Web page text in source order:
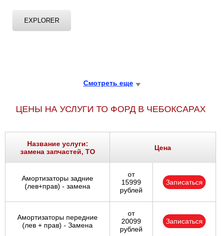
EXPLORER
Смотреть еще
ЦЕНЫ НА УСЛУГИ ТО ФОРД В ЧЕБОКСАРАХ
Название услуги:
замена запчастей, ТО
Цена
Амортизаторы задние
(лев+прав) - замена
от
15999
рублей
Записаться
Амортизаторы передние
(лев + прав) - Замена
от
20099
рублей
Записаться